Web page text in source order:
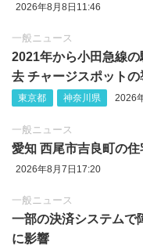
2026年8月8日11:46
一般ニュース
2021年から小田急線
去 チャージスポットの
東京都 神奈川県 2026
一般ニュース
愛知 西尾市吉良町の
2026年8月7日17:20
一般ニュース
一部の決済システムで
に影響